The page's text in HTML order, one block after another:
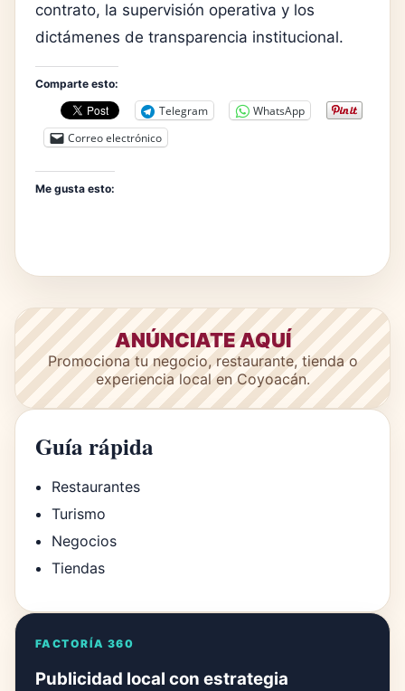
contrato, la supervisión operativa y los
dictámenes de transparencia institucional.
Comparte esto:
Telegram
WhatsApp
Correo electrónico
Me gusta esto:
ANÚNCIATE AQUÍ
Promociona tu negocio, restaurante, tienda o
experiencia local en Coyoacán.
Guía rápida
Restaurantes
Turismo
Negocios
Tiendas
FACTORÍA 360
Publicidad local con estrategia